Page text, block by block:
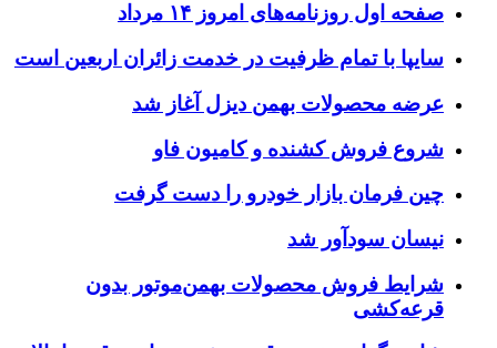
اول روزنامه‌های امروز ۱۴ مرداد
با تمام ظرفیت در خدمت زائران اربعین است
محصولات بهمن دیزل آغاز شد
فروش کشنده و کامیون فاو
فرمان بازار خودرو را دست گرفت
سودآور شد
فروش محصولات بهمن‌موتور بدون